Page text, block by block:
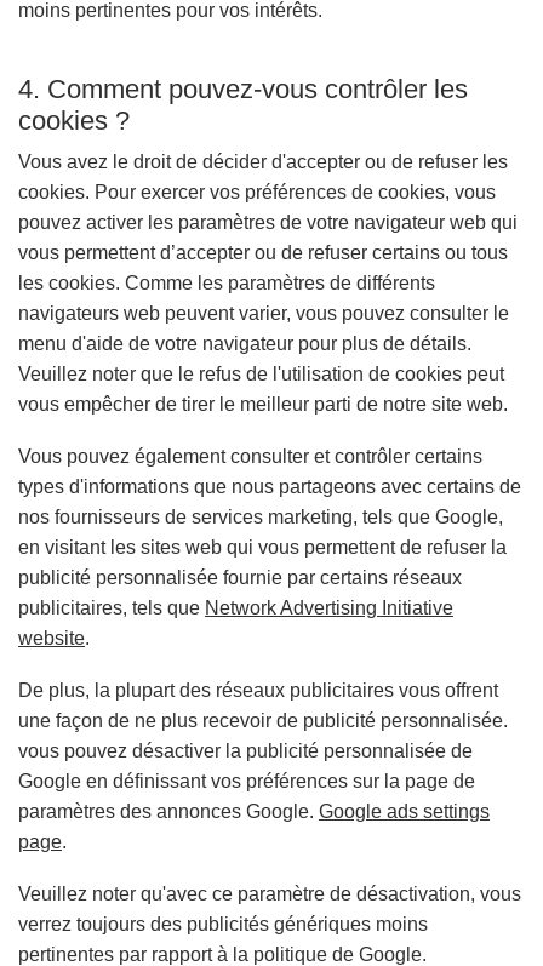
moins pertinentes pour vos intérêts.
4. Comment pouvez-vous contrôler les
cookies ?
Vous avez le droit de décider d'accepter ou de refuser les
cookies. Pour exercer vos préférences de cookies, vous
pouvez activer les paramètres de votre navigateur web qui
vous permettent d’accepter ou de refuser certains ou tous
les cookies. Comme les paramètres de différents
navigateurs web peuvent varier, vous pouvez consulter le
menu d'aide de votre navigateur pour plus de détails.
Veuillez noter que le refus de l'utilisation de cookies peut
vous empêcher de tirer le meilleur parti de notre site web.
Vous pouvez également consulter et contrôler certains
types d'informations que nous partageons avec certains de
nos fournisseurs de services marketing, tels que Google,
en visitant les sites web qui vous permettent de refuser la
publicité personnalisée fournie par certains réseaux
publicitaires, tels que Network Advertising Initiative
website.
De plus, la plupart des réseaux publicitaires vous offrent
une façon de ne plus recevoir de publicité personnalisée.
vous pouvez désactiver la publicité personnalisée de
Google en définissant vos préférences sur la page de
paramètres des annonces Google. Google ads settings
page.
Veuillez noter qu'avec ce paramètre de désactivation, vous
verrez toujours des publicités génériques moins
pertinentes par rapport à la politique de Google.